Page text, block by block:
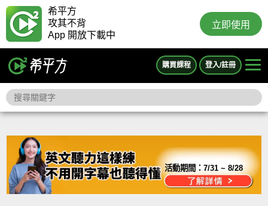
希平方
攻其不背
App 開放下載中
立即使用
購買課程 登入/註冊
活動期間：7/31 ~ 8/28